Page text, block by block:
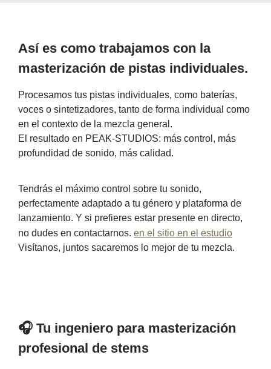
Así es como trabajamos con la
masterización de pistas individuales.
Procesamos tus pistas individuales, como baterías,
voces o sintetizadores, tanto de forma individual como
en el contexto de la mezcla general.
El resultado en PEAK-STUDIOS: más control, más
profundidad de sonido, más calidad.
Tendrás el máximo control sobre tu sonido,
perfectamente adaptado a tu género y plataforma de
lanzamiento. Y si prefieres estar presente en directo,
no dudes en contactarnos. en el sitio en el estudio
Visítanos, juntos sacaremos lo mejor de tu mezcla.
🎧 Tu ingeniero para masterización
profesional de stems